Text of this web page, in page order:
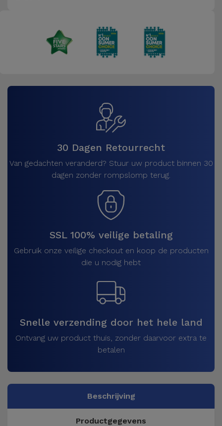
Kids
30 Dagen Retourrecht
Van gedachten veranderd? Stuur uw product binnen 30
dagen zonder rompslomp terug.
SSL 100% veilige betaling
Gebruik onze veilige checkout en koop de producten
die u nodig hebt
Snelle verzending door het hele land
Ontvang uw product thuis, zonder daarvoor extra te
betalen
Beschrijving
Productgegevens